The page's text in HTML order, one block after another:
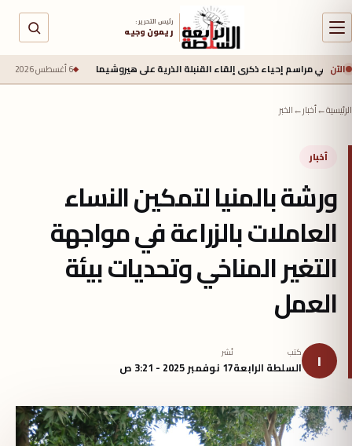
رئيس التحرير :
ريمون وجيه
الآنإحياء ذكرى إلقاء القنبلة الذرية على هيروشيما 6 أغسطس 2026 - 6:50 ص جيش
الرئيسية←أخبار←الخبر
أخبار
ورشة بالمنيا لتمكين النساء
العاملات بالزراعة في مواجهة
التغير المناخي وتحديات بيئة
العمل
ا كتب
السلطة الرابعة
نُشر
17 نوفمبر 2025 - 3:21 ص